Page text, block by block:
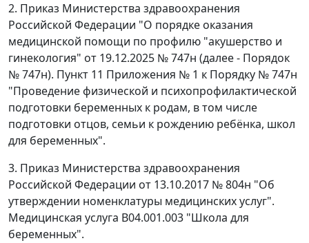
2. Приказ Министерства здравоохранения
Российской Федерации "О порядке оказания
медицинской помощи по профилю "акушерство и
гинекология" от 19.12.2025 № 747н (далее - Порядок
№ 747н). Пункт 11 Приложения № 1 к Порядку № 747н
"Проведение физической и психопрофилактической
подготовки беременных к родам, в том числе
подготовки отцов, семьи к рождению ребёнка, школ
для беременных".
3. Приказ Министерства здравоохранения
Российской Федерации от 13.10.2017 № 804н "Об
утверждении номенклатуры медицинских услуг".
Медицинская услуга В04.001.003 "Школа для
беременных".